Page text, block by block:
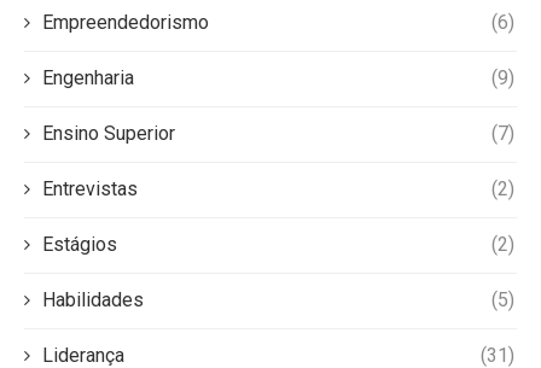
Empreendedorismo (6)
Engenharia (9)
Ensino Superior (7)
Entrevistas (2)
Estágios (2)
Habilidades (5)
Liderança (31)